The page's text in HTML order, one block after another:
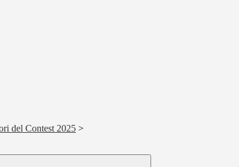
del Contest 2025 >